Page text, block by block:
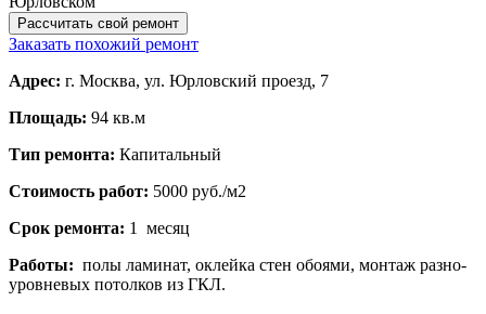
Рассчитать свой ремонт
Заказать похожий ремонт
Адрес: г. Москва, ул. Юрловский проезд, 7
Площадь: 94 кв.м
Тип ремонта: Капитальный
Стоимость работ: 5000 руб./м2
Срок ремонта: 1 месяц
Работы: полы ламинат, оклейка стен обоями, монтаж разно-
уровневых потолков из ГКЛ.